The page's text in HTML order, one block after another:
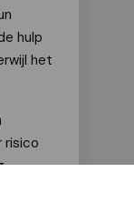
hulp
het
risico
het